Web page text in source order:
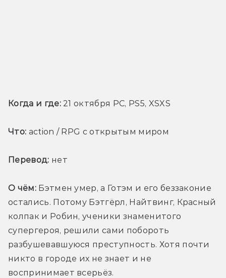
Когда и где: 21 октября PC, PS5, XSXS
Что: action / RPG с открытым миром
Перевод: нет
О чём: Бэтмен умер, а Готэм и его беззаконие
остались. Потому Бэтгёрл, Найтвинг, Красный
колпак и Робин, ученики знаменитого
супергероя, решили сами побороть
разбушевавшуюся преступность. Хотя почти
никто в городе их не знает и не
воспринимает всерьёз.